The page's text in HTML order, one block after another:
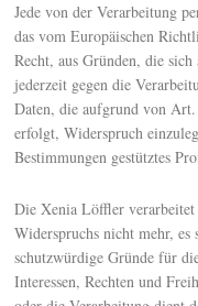
Jede von der Verarbeitung
das vom Europäischen
Recht, aus Gründen, die
jederzeit gegen die
Daten, die aufgrund von
erfolgt, Widerspruch
Bestimmungen gestütztes
Die Xenia Löffler verarbeitet
Widerspruchs nicht mehr,
schutzwürdige Gründe für
Interessen, Rechten und